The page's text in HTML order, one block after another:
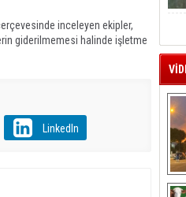
inceleyen ekipler,
giderilmemesi halinde işletme
LinkedIn